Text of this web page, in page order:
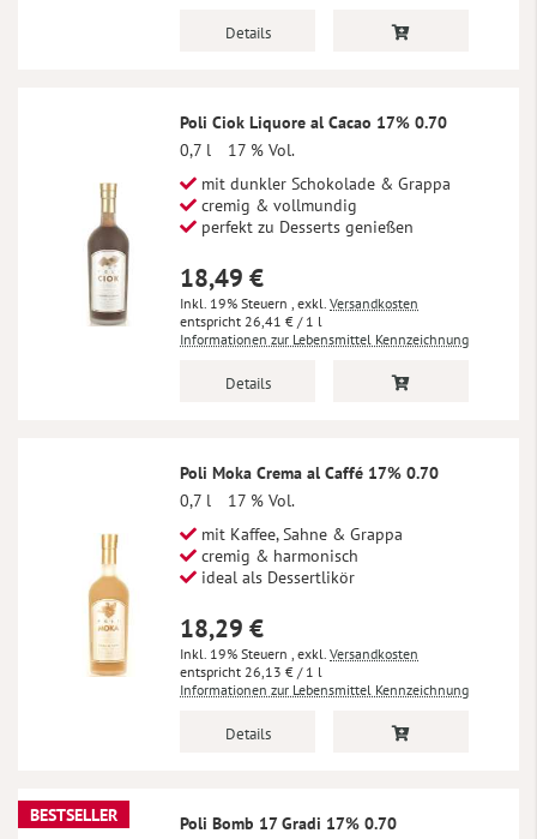
Details
Poli Ciok Liquore al Cacao 17% 0.70
0,7 l
17 % Vol.
mit dunkler Schokolade & Grappa
cremig & vollmundig
perfekt zu Desserts genießen
18,49 €
Inkl. 19% Steuern , exkl. Versandkosten
26,41 € / 1 l
Informationen zur Lebensmittel Kennzeichnung
Details
Poli Moka Crema al Caffé 17% 0.70
0,7 l
17 % Vol.
mit Kaffee, Sahne & Grappa
cremig & harmonisch
ideal als Dessertlikör
18,29 €
Inkl. 19% Steuern , exkl. Versandkosten
26,13 € / 1 l
Informationen zur Lebensmittel Kennzeichnung
Details
BESTSELLER
Poli Bomb 17 Gradi 17% 0.70